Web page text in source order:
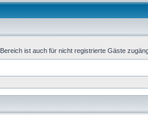
ist auch für nicht registrierte Gäste